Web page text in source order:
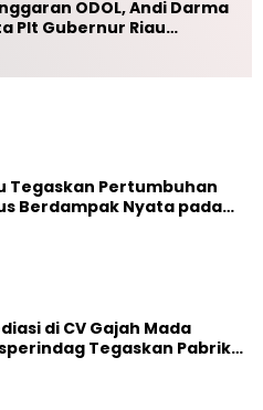
ODOL, Andi Darma
Plt Gubernur Riau
Tegaskan Pertumbuhan
Berdampak Nyata pada
di CV Gajah Mada
Tegaskan Pabrik